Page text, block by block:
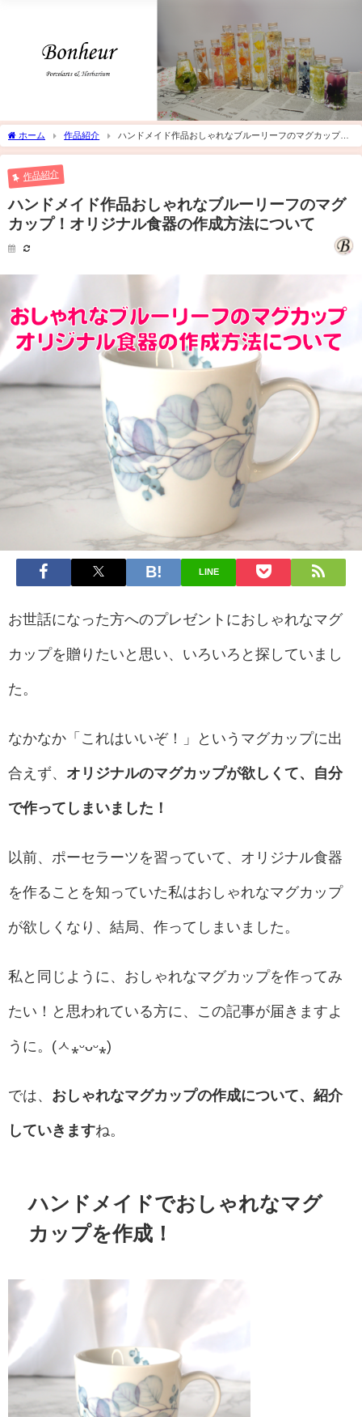
ホーム 作品紹介
ハンドメイド作品おしゃれなブルーリーフのマグカップ！
オリジナル食器の作成方法について
作品紹介
ハンドメイド作品おしゃれなブルーリーフのマグ
カップ！オリジナル食器の作成方法について
LINE
お世話になった方へのプレゼントにおしゃれなマグ
カップを贈りたいと思い、いろいろと探していまし
た。
なかなか「これはいいぞ！」というマグカップに出
合えず、 オリジナルのマグカップが欲しくて、自分
で作ってしまいました！
以前、ポーセラーツを習っていて、オリジナル食器
を作ることを知っていた私はおしゃれなマグカップ
が欲しくなり、結局、作ってしまいました。
私と同じように、おしゃれなマグカップを作ってみ
たい！と思われている方に、この記事が届きますよ
うに。(ㅅ⁎ᵕᴗᵕ⁎)
では、 おしゃれなマグカップの作成について、紹介
していきますね。
ハンドメイドでおしゃれなマグ
カップを作成！